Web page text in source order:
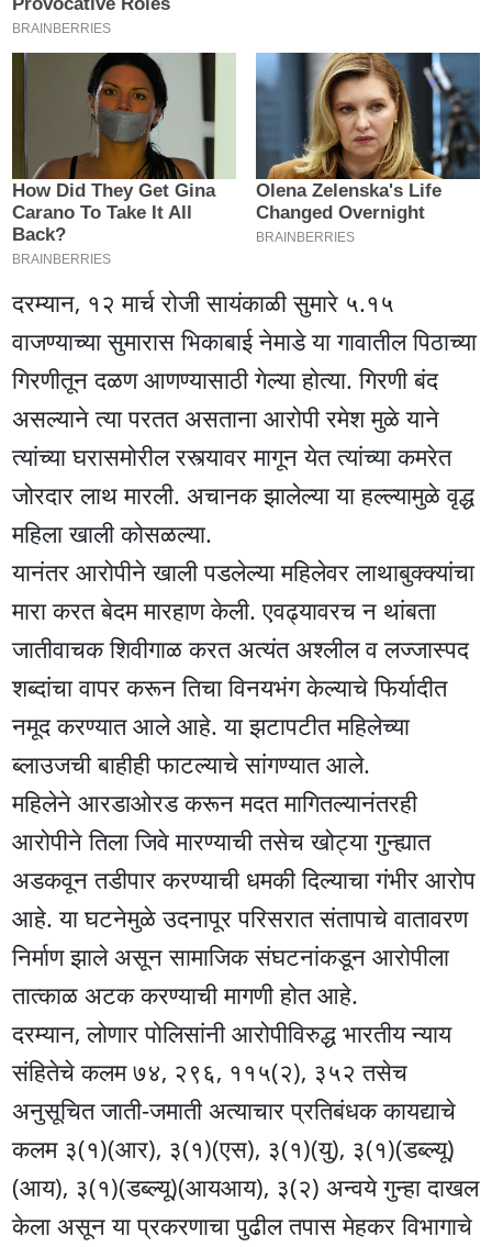
दरम्यान, १२ मार्च रोजी सायंकाळी सुमारे ५.१५
वाजण्याच्या सुमारास भिकाबाई नेमाडे या गावातील पिठाच्या
गिरणीतून दळण आणण्यासाठी गेल्या होत्या. गिरणी बंद
असल्याने त्या परतत असताना आरोपी रमेश मुळे याने
त्यांच्या घरासमोरील रस्त्यावर मागून येत त्यांच्या कमरेत
जोरदार लाथ मारली. अचानक झालेल्या या हल्ल्यामुळे वृद्ध
महिला खाली कोसळल्या.
यानंतर आरोपीने खाली पडलेल्या महिलेवर लाथाबुक्क्यांचा
मारा करत बेदम मारहाण केली. एवढ्यावरच न थांबता
जातीवाचक शिवीगाळ करत अत्यंत अश्लील व लज्जास्पद
शब्दांचा वापर करून तिचा विनयभंग केल्याचे फिर्यादीत
नमूद करण्यात आले आहे. या झटापटीत महिलेच्या
ब्लाउजची बाहीही फाटल्याचे सांगण्यात आले.
महिलेने आरडाओरड करून मदत मागितल्यानंतरही
आरोपीने तिला जिवे मारण्याची तसेच खोट्या गुन्ह्यात
अडकवून तडीपार करण्याची धमकी दिल्याचा गंभीर आरोप
आहे. या घटनेमुळे उदनापूर परिसरात संतापाचे वातावरण
निर्माण झाले असून सामाजिक संघटनांकडून आरोपीला
तात्काळ अटक करण्याची मागणी होत आहे.
दरम्यान, लोणार पोलिसांनी आरोपीविरुद्ध भारतीय न्याय
संहितेचे कलम ७४, २९६, ११५(२), ३५२ तसेच
अनुसूचित जाती-जमाती अत्याचार प्रतिबंधक कायद्याचे
कलम ३(१)(आर), ३(१)(एस), ३(१)(यु), ३(१)(डब्ल्यू)
(आय), ३(१)(डब्ल्यू)(आयआय), ३(२) अन्वये गुन्हा दाखल
केला असून या प्रकरणाचा पुढील तपास मेहकर विभागाचे